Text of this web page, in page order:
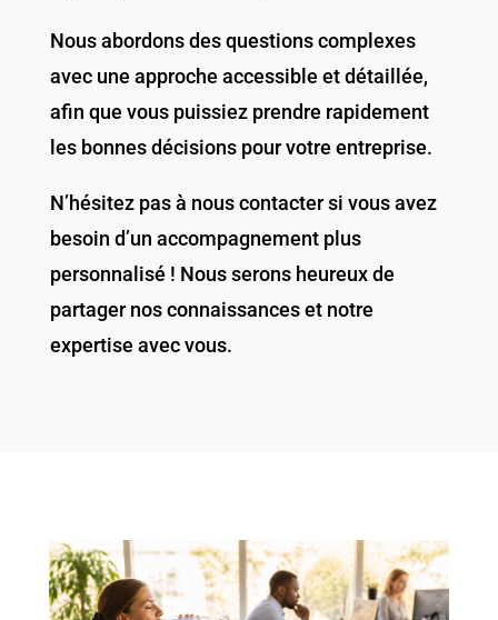
Nous abordons des questions complexes
avec une approche accessible et détaillée,
afin que vous puissiez prendre rapidement
les bonnes décisions pour votre entreprise.
N’hésitez pas à nous contacter si vous avez
besoin d’un accompagnement plus
personnalisé ! Nous serons heureux de
partager nos connaissances et notre
expertise avec vous.